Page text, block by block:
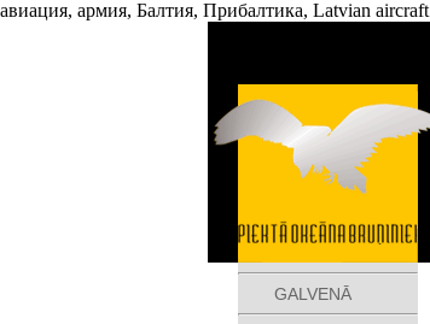
авиация, армия, Балтия, Прибалтика, Latvian aircraft
GALVENĀ